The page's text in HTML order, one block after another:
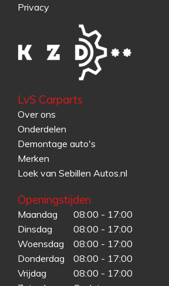
Privacy
LvS Carparts
Over ons
Onderdelen
Demontage auto's
Merken
Loek van Sebillen Autos.nl
Openingstijden
Maandag
08:00 - 17:00
Dinsdag
08:00 - 17:00
Woensdag
08:00 - 17:00
Donderdag
08:00 - 17:00
Vrijdag
08:00 - 17:00